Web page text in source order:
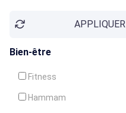
APPLIQUER
Bien-être
Fitness
Hammam